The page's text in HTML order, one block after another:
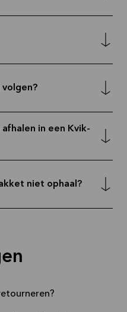
volgen?
in een Kvik-
niet ophaal?